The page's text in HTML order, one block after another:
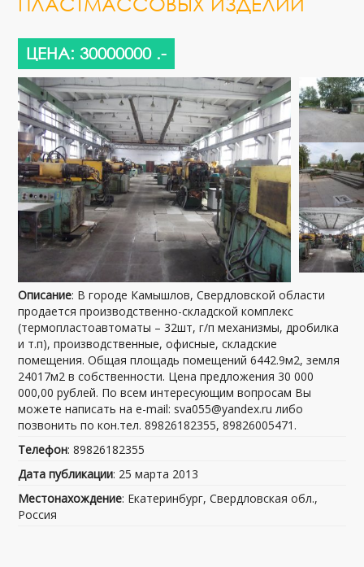
ЦЕНА: 30000000 .-
Описание: В городе Камышлов, Свердловской области
продается производственно-складской комплекс
(термопластоавтоматы – 32шт, г/п механизмы, дробилка
и т.п), производственные, офисные, складские
помещения. Общая площадь помещений 6442.9м2, земля
24017м2 в собственности. Цена предложения 30 000
000,00 рублей. По всем интересующим вопросам Вы
можете написать на e-mail: sva055@yandex.ru либо
позвонить по кон.тел. 89826182355, 89826005471.
Телефон: 89826182355
Дата публикации: 25 марта 2013
Местонахождение: Екатеринбург, Свердловская обл.,
Россия